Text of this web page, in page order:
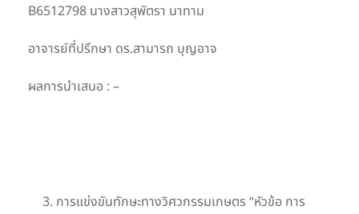
B6512798 นางสาวสุพัตรา นาทาม
อาจารย์ที่ปรึกษา ดร.สามารถ บุญอาจ
ผลการนำเสนอ : –
การแข่งขันทักษะทางวิศวกรรมเกษตร “หัวข้อ การ